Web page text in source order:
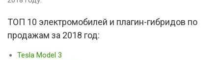
ТОП 10 электромобилей и плагин-гибридов по
продажам за 2018 год:
Tesla Model 3